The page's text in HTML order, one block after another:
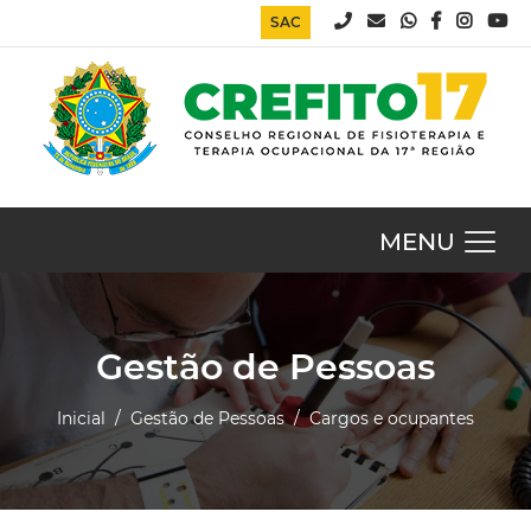
SAC
MENU
Gestão de Pessoas
Inicial / Gestão de Pessoas / Cargos e ocupantes